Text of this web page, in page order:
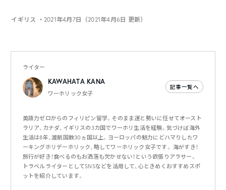
イギリス ・2021年4月7日（2021年4月6日 更新）
ライター
KAWAHATA KANA
ワーホリック女子
記事一覧へ
英語力ゼロからのフィリピン留学。そのまま運と勢いに任せてオースト
ラリア、カナダ、イギリスの3カ国でワーホリ生活を経験。気づけば海外
生活は8年、渡航国数30ヵ国以上。ヨーロッパの魅力にどハマりしたワ
ーキングホリデーホリック、略してワーホリック女子です。 海がすき！
旅行が好き！食べるのもお洒落も欠かせない！という欲張りアラサー。
トラベルライターとしてSNSなどを活用して、心ときめくおすすめスポ
ットを紹介しています。